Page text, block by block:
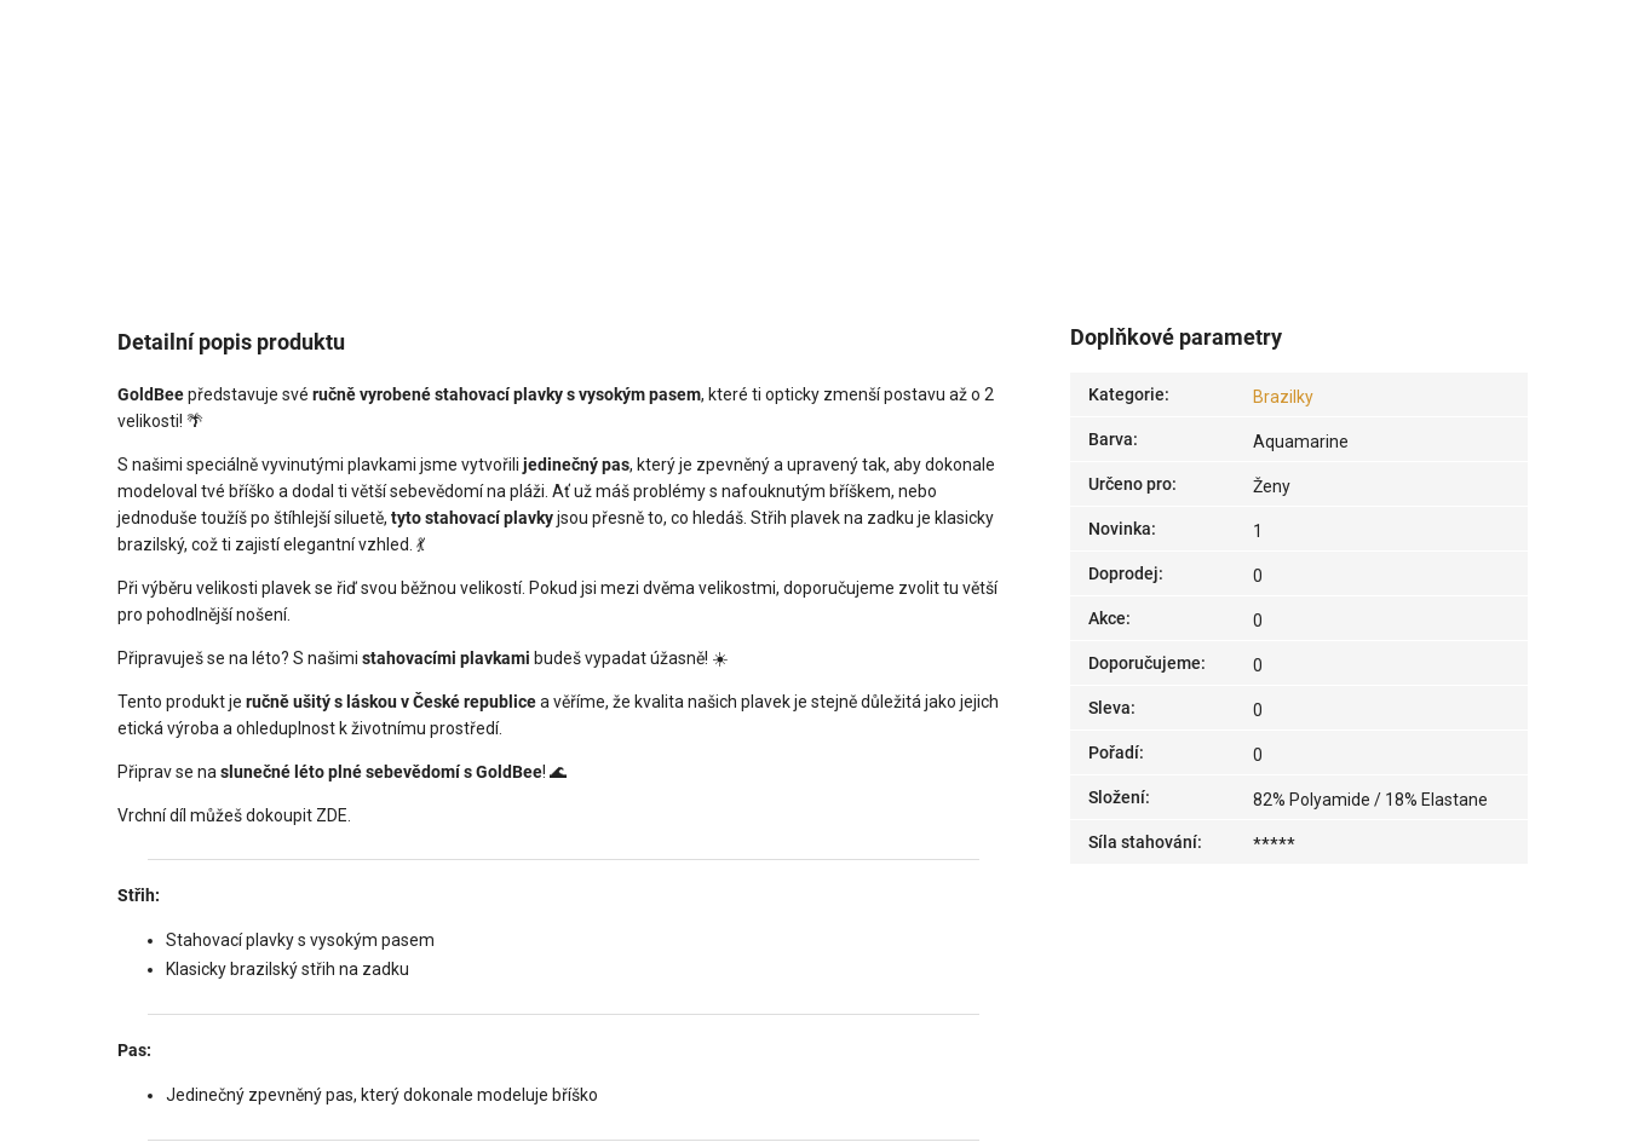
Detailní popis produktu
GoldBeepředstavuje své ručně vyrobené stahovací plavky s vysokým pasem, které ti opticky zmenší postavu až o 2
velikosti! 🌴
S našimi speciálně vyvinutými plavkami jsme vytvořili jedinečný pas, který je zpevněný a upravený tak, aby dokonale
modeloval tvé bříško a dodal ti větší sebevědomí na pláži. Ať už máš problémy s nafouknutým bříškem, nebo
jednoduše toužíš po štíhlejší siluetě, tyto stahovací plavkyjsou přesně to, co hledáš. Střih plavek na zadku je klasicky
brazilský, což ti zajistí elegantní vzhled. 💃
Při výběru velikosti plavek se řiď svou běžnou velikostí. Pokud jsi mezi dvěma velikostmi, doporučujeme zvolit tu větší
pro pohodlnější nošení.
Připravuješ se na léto? S našimi stahovacími plavkami budeš vypadat úžasně! ☀️
Tento produkt je ručně ušitý s láskou v České republicea věříme, že kvalita našich plavek je stejně důležitá jako jejich
etická výroba a ohleduplnost k životnímu prostředí.
Připrav se na slunečné léto plné sebevědomí s GoldBee! 🌊
Vrchní díl můžeš dokoupit ZDE.
Střih:
Stahovací plavky s vysokým pasem
Klasicky brazilský střih na zadku
Pas:
Jedinečný zpevněný pas, který dokonale modeluje bříško
Doplňkové parametry
Kategorie: Brazilky
Barva: Aquamarine
Určeno pro: Ženy
Novinka: 1
Doprodej: 0
Akce: 0
Doporučujeme: 0
Sleva: 0
Pořadí: 0
Složení: 82% Polyamide / 18% Elastane
Síla stahování: *****